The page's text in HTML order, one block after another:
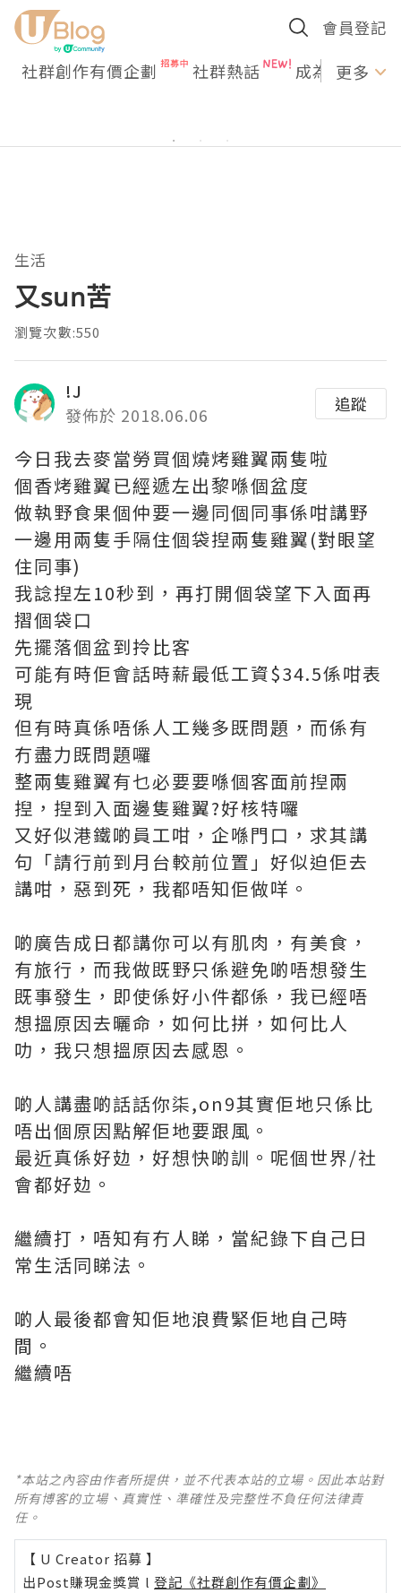
會員登記
社群創作有價企劃 社群熱話 成為U更多
生活
又sun苦
瀏覽次數:550
!J
發佈於 2018.06.06
追蹤
今日我去麥當勞買個燒烤雞翼兩隻啦
個香烤雞翼已經遞左出黎喺個盆度
做執野食果個仲要一邊同個同事係咁講野
一邊用兩隻手隔住個袋揑兩隻雞翼(對眼望
住同事)
我諗揑左10秒到，再打開個袋望下入面再
摺個袋口
先擺落個盆到拎比客
可能有時佢會話時薪最低工資$34.5係咁表
現
但有時真係唔係人工幾多既問題，而係有
冇盡力既問題囉
整兩隻雞翼有乜必要要喺個客面前揑兩
揑，揑到入面邊隻雞翼?好核特囉
又好似港鐵啲員工咁，企喺門口，求其講
句「請行前到月台較前位置」好似迫佢去
講咁，惡到死，我都唔知佢做咩。
啲廣告成日都講你可以有肌肉，有美食，
有旅行，而我做既野只係避免啲唔想發生
既事發生，即使係好小件都係，我已經唔
想搵原因去曬命，如何比拼，如何比人
叻，我只想搵原因去感恩。
啲人講盡啲話話你柒,on9其實佢地只係比
唔出個原因點解佢地要跟風。
最近真係好攰，好想快啲訓。呢個世界/社
會都好攰。
繼續打，唔知有冇人睇，當紀錄下自己日
常生活同睇法。
啲人最後都會知佢地浪費緊佢地自己時
間。
繼續唔
*本站之內容由作者所提供，並不代表本站的立場。因此本站對
所有博客的立場、真實性、準確性及完整性不負任何法律責
任。
【 U Creator 招募 】
出Post賺現金獎賞 l 登記《社群創作有價企劃》